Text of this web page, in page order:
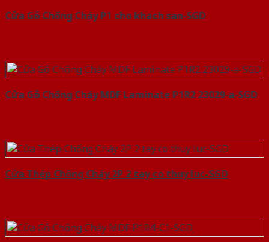
Cửa Gỗ Chống Cháy P1 cho khach san-SGD
Cửa Gỗ Chống Cháy MDF Laminate P1R2 23029-a-SGD
Cửa Thép Chống Cháy 2P 2 tay co thuy luc-SGD